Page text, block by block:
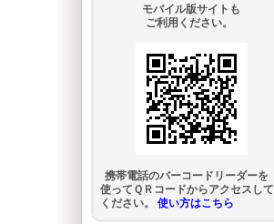
モバイル版サイトも
ご利用ください。
携帯電話のバーコードリーダーを
使ってＱＲコードからアクセスして
ください。 使い方はこちら